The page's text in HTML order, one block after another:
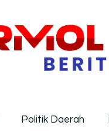
Politik Daerah